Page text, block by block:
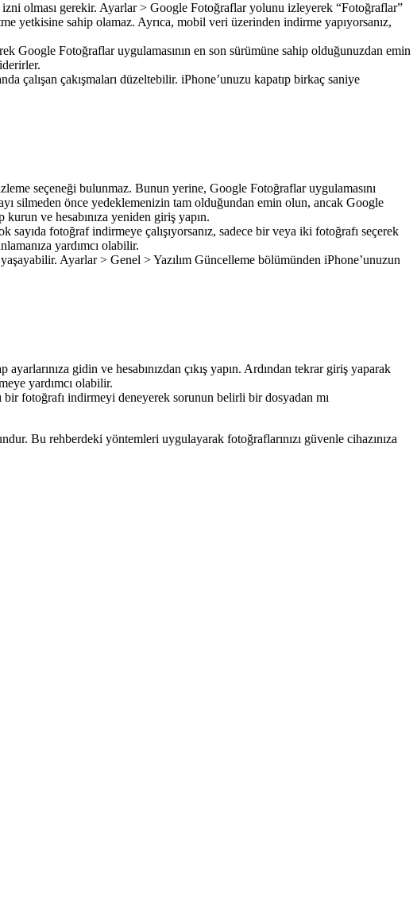
olması gerekir. Ayarlar > Google Fotoğraflar yolunu izleyerek “Fotoğraflar”
yetkisine sahip olamaz. Ayrıca, mobil veri üzerinden indirme yapıyorsanız,
Google Fotoğraflar uygulamasının en son sürümüne sahip olduğunuzdan emin
çalışan çakışmaları düzeltebilir. iPhone’unuzu kapatıp birkaç saniye
seçeneği bulunmaz. Bunun yerine, Google Fotoğraflar uygulamasını
silmeden önce yedeklemenizin tam olduğundan emin olun, ancak Google
ve hesabınıza yeniden giriş yapın.
fotoğraf indirmeye çalışıyorsanız, sadece bir veya iki fotoğrafı seçerek
yardımcı olabilir.
Ayarlar > Genel > Yazılım Güncelleme bölümünden iPhone’unuzun
gidin ve hesabınızdan çıkış yapın. Ardından tekrar giriş yaparak
yardımcı olabilir.
fotoğrafı indirmeyi deneyerek sorunun belirli bir dosyadan mı
Bu rehberdeki yöntemleri uygulayarak fotoğraflarınızı güvenle cihazınıza